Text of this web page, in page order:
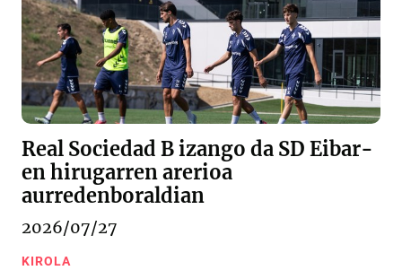
Real Sociedad B izango da SD Eibar-
en hirugarren arerioa
aurredenboraldian
2026/07/27
KIROLA